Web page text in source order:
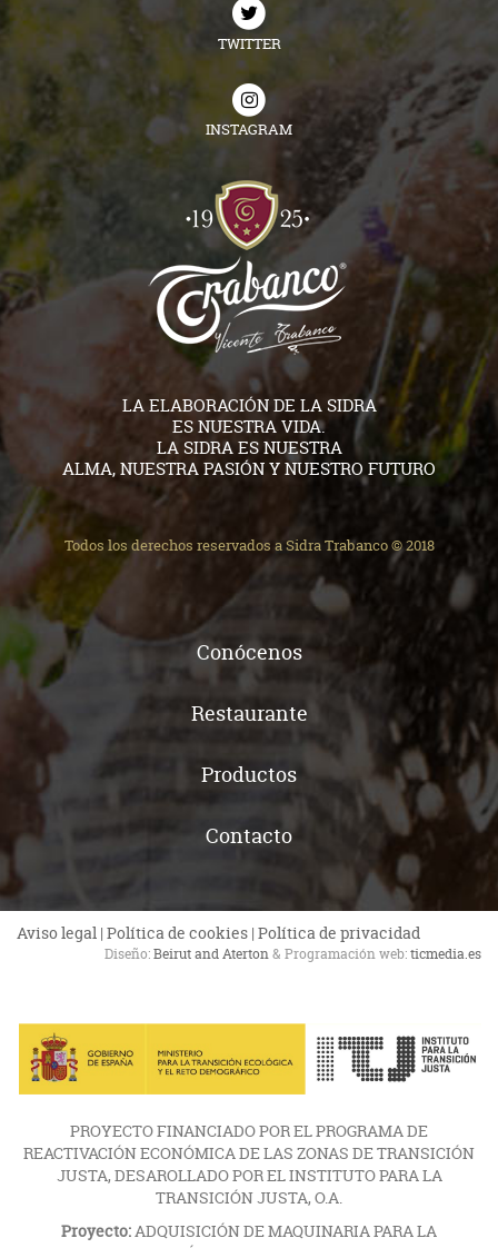
TWITTER
INSTAGRAM
LA ELABORACIÓN DE LA SIDRA
ES NUESTRA VIDA.
LA SIDRA ES NUESTRA
ALMA, NUESTRA PASIÓN Y NUESTRO FUTURO
Todos los derechos reservados a Sidra Trabanco © 2018
Conócenos
Restaurante
Productos
Contacto
Aviso legal | Política de cookies | Política de privacidad
Diseño:Beirut and Aterton& Programación web:ticmedia.es
PROYECTO FINANCIADO POR EL PROGRAMA DE
REACTIVACIÓN ECONÓMICA DE LAS ZONAS DE TRANSICIÓN
JUSTA, DESAROLLADO POR EL INSTITUTO PARA LA
TRANSICIÓN JUSTA, O.A.
Proyecto:ADQUISICIÓN DE MAQUINARIA PARA LA